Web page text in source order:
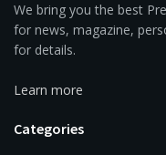
We bring you the best
for news, magazine,
for details.
Learn more
Categories